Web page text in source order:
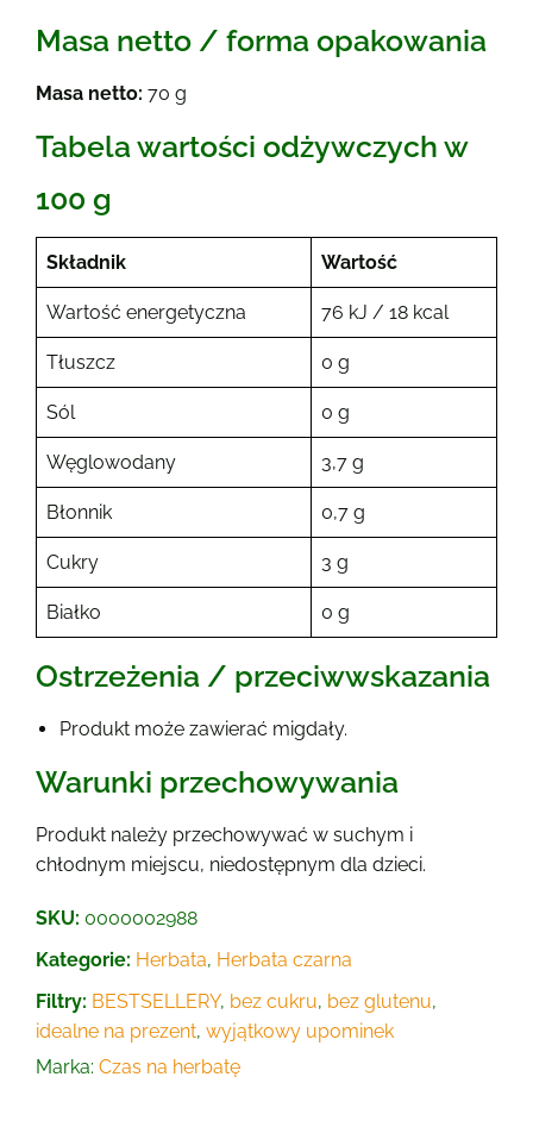
Masa netto / forma opakowania
Masa netto: 70 g
Tabela wartości odżywczych w
100 g
Składnik Wartość
Wartość energetyczna 76 kJ / 18 kcal
Tłuszcz 0 g
Sól 0 g
Węglowodany 3,7 g
Błonnik 0,7 g
Cukry 3 g
Białko 0 g
Ostrzeżenia / przeciwwskazania
Produkt może zawierać migdały.
Warunki przechowywania
Produkt należy przechowywać w suchym i
chłodnym miejscu, niedostępnym dla dzieci.
SKU: 0000002988
Kategorie: Herbata, Herbata czarna
Filtry: BESTSELLERY, bez cukru, bez glutenu,
idealne na prezent, wyjątkowy upominek
Marka: Czas na herbatę